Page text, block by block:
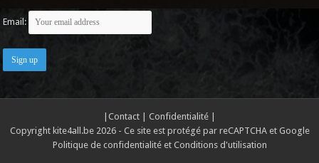
Email:
| Contact | Confidentialité |
Copyright kite4all.be 2026 - Ce site est protégé par reCAPTCHA et Google
Politique de confidentialitéet Conditions d'utilisation